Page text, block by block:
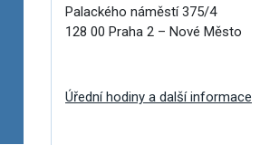
Palackého náměstí 375/4
128 00 Praha 2 – Nové Město
Úřední hodiny a další informace